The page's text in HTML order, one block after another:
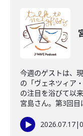
今週のゲストは、
の「ヴェネツィア
の注目を浴びて以
宮島さん。第3回目
2026.07.17|